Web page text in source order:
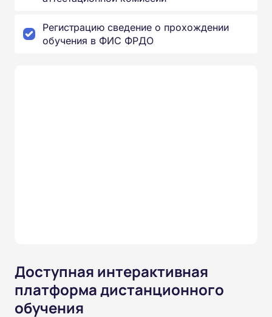
Регистрацию сведение о прохождении
обучения в ФИС ФРДО
Доступная интерактивная
платформа дистанционного
обучения